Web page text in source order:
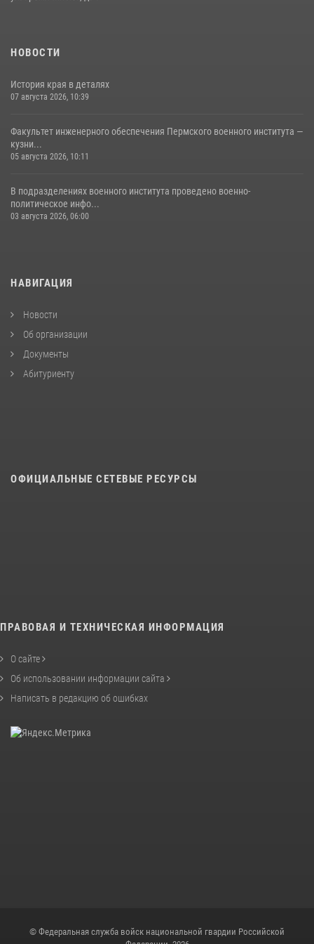
НОВОСТИ
История края в деталях
07 августа 2026, 10:39
Факультет инженерного обеспечения Пермского военного института —
кузни...
05 августа 2026, 10:11
В подразделениях военного института проведено военно-
политическое инфо...
03 августа 2026, 06:00
НАВИГАЦИЯ
Новости
Об организации
Документы
Абитуриенту
ОФИЦИАЛЬНЫЕ СЕТЕВЫЕ РЕСУРСЫ
ПРАВОВАЯ И ТЕХНИЧЕСКАЯ ИНФОРМАЦИЯ
О сайте
Об использовании информации сайта
Написать в редакцию об ошибках
© Федеральная служба войск национальной гвардии Российской